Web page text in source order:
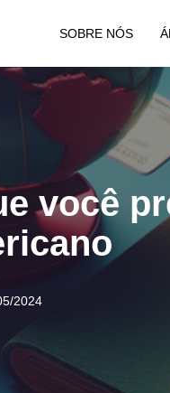
SOBRE NÓS
você
2024